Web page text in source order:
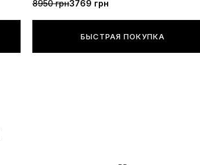
8950 грн3769 грн
БЫСТРАЯ ПОКУПКА